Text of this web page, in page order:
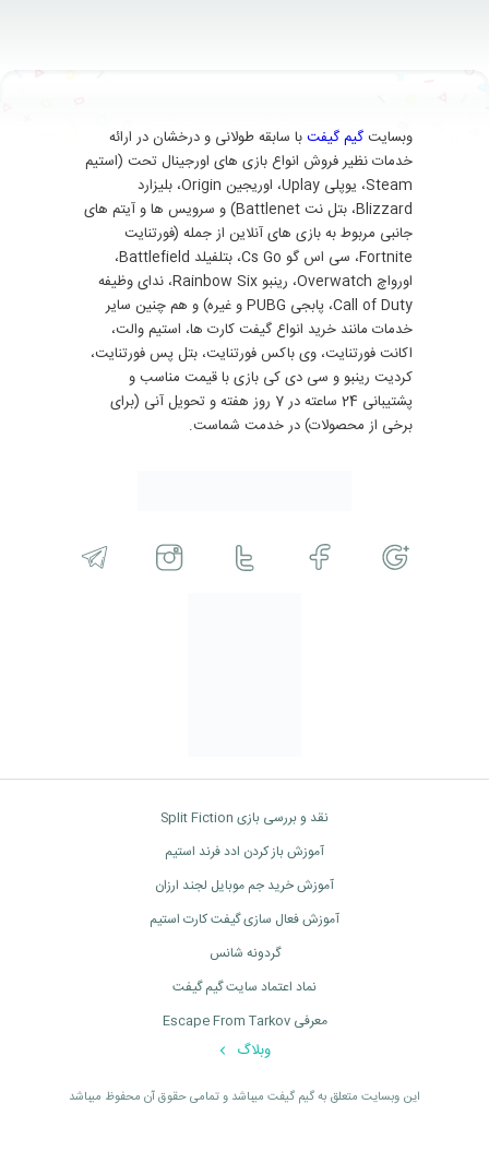
وبسایت گیم گیفتبا سابقه طولانی و درخشان در ارائه
خدمات نظیر فروش انواع بازی های اورجینال تحت (استیم
Steam، یوپلی Uplay، اوریجین Origin، بلیزارد
Blizzard، بتل نت Battlenet) و سرویس ها و آیتم های
جانبی مربوط به بازی های آنلاین از جمله (فورتنایت
Fortnite، سی اس گو Cs Go، بتلفیلد Battlefield،
اورواچ Overwatch، رینبو Rainbow Six، ندای وظیفه
Call of Duty، پابجی PUBG و غیره) و هم چنین سایر
خدمات مانند خرید انواع گیفت کارت ها، استیم والت،
اکانت فورتنایت، وی باکس فورتنایت، بتل پس فورتنایت،
کردیت رینبو و سی دی کی بازی با قیمت مناسب و
پشتیبانی 24 ساعته در 7 روز هفته و تحویل آنی (برای
برخی از محصولات) در خدمت شماست.
نقد و بررسی بازی Split Fiction
آموزش باز کردن ادد فرند استیم
آموزش خرید جم موبایل لجند ارزان
آموزش فعال سازی گیفت کارت استیم
گردونه شانس
نماد اعتماد سایت گیم گیفت
معرفی Escape From Tarkov
وبلاگ
اين وبسايت متعلق به گیم گیفت ميباشد و تمامی حقوق آن محفوظ ميباشد